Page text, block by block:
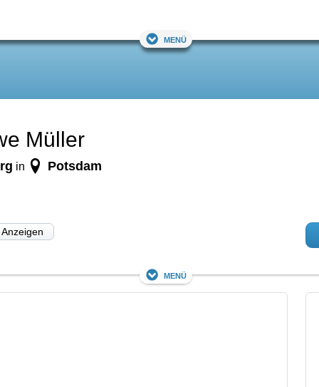
Menü
Müller
in Potsdam
Anzeigen
Menü